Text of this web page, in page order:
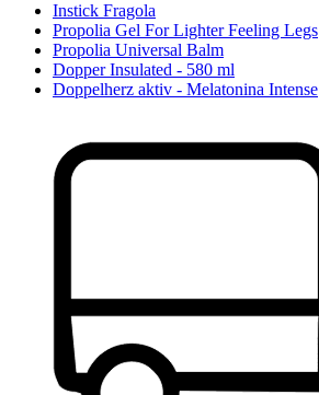
Instick Fragola
Propolia Gel For Lighter Feeling Legs
Propolia Universal Balm
Dopper Insulated - 580 ml
Doppelherz aktiv - Melatonina Intense